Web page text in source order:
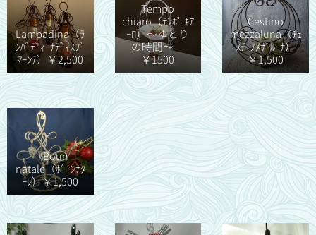
Lampadina（ﾗ
ﾝﾊﾟﾃﾞｨｰﾅﾃﾞｨｽﾌﾟ
ﾏｰﾝﾃ）￥2,500
Tempo
chiaro（ﾃﾝﾎﾟ ｷｱ
ｰﾛ）～ゆとり
の時間～
￥1500
Cestino
mezzaluna（ﾁｪ
ｽﾁｰﾉﾒｻﾞﾙｰﾅ）
￥1,500
「Boun
natale（ﾎﾞｰﾝﾅﾀ
ｰﾚ）￥1,500